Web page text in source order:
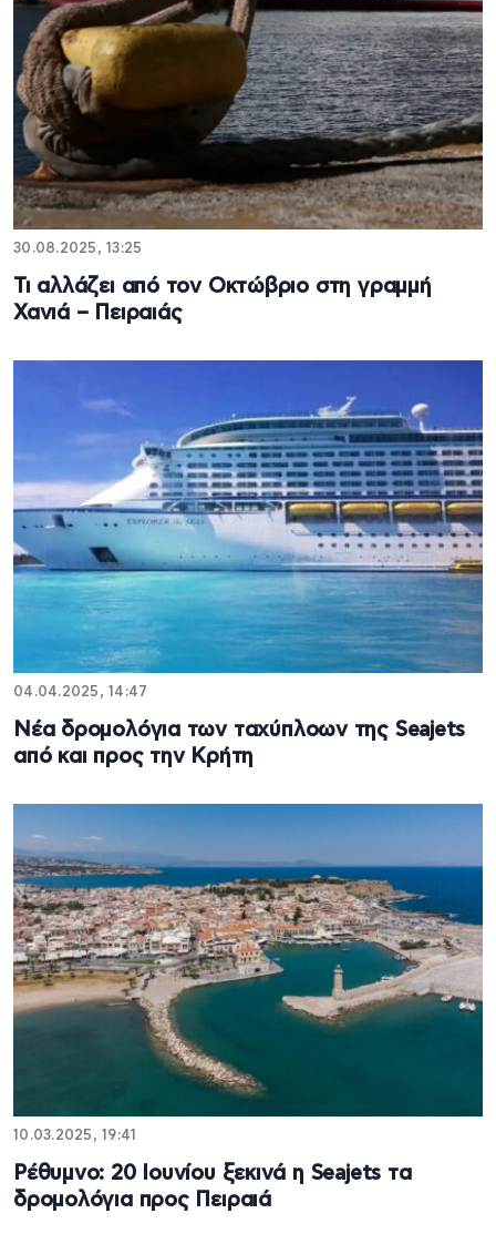
30.08.2025, 13:25
Τι αλλάζει από τον Οκτώβριο στη γραμμή
Χανιά – Πειραιάς
04.04.2025, 14:47
Νέα δρομολόγια των ταχύπλοων της Seajets
από και προς την Κρήτη
10.03.2025, 19:41
Ρέθυμνο: 20 Ιουνίου ξεκινά η Seajets τα
δρομολόγια προς Πειραιά